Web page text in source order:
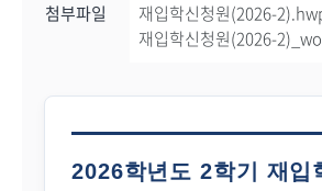
첨부파일
재입학신청원(2026-
재입학신청원(2026-
2026학년도 2학기 재입